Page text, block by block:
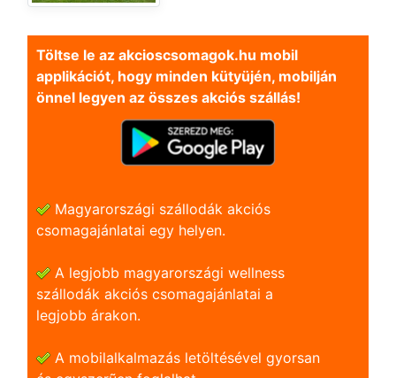
Töltse le az akcioscsomagok.hu mobil
applikációt, hogy minden kütyüjén, mobilján
önnel legyen az összes akciós szállás!
Magyarországi szállodák akciós
csomagajánlatai egy helyen.
A legjobb magyarországi wellness
szállodák akciós csomagajánlatai a
legjobb árakon.
A mobilalkalmazás letöltésével gyorsan